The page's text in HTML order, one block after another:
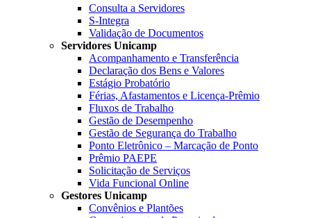
Consulta a Servidores
S-Integra
Validação de Documentos
Servidores Unicamp
Acompanhamento e Transferência
Declaração dos Bens e Valores
Estágio Probatório
Férias, Afastamentos e Licença-Prêmio
Fluxos de Trabalho
Gestão de Desempenho
Gestão de Segurança do Trabalho
Ponto Eletrônico – Marcação de Ponto
Prêmio PAEPE
Solicitação de Serviços
Vida Funcional Online
Gestores Unicamp
Convênios e Plantões